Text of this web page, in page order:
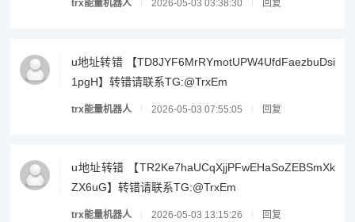
trx能量机器人 2026-05-03 03:38:30 回复
u地址转错 【TD8JYF6MrRYmotUPW4UfdFaezbuDsi
1pgH】转错请联系TG:@TrxEm
trx能量机器人 2026-05-03 07:55:05 回复
u地址转错 【TR2Ke7haUCqXjjPFwEHaSoZEBSmXk
ZX6uG】转错请联系TG:@TrxEm
trx能量机器人 2026-05-03 13:15:26 回复